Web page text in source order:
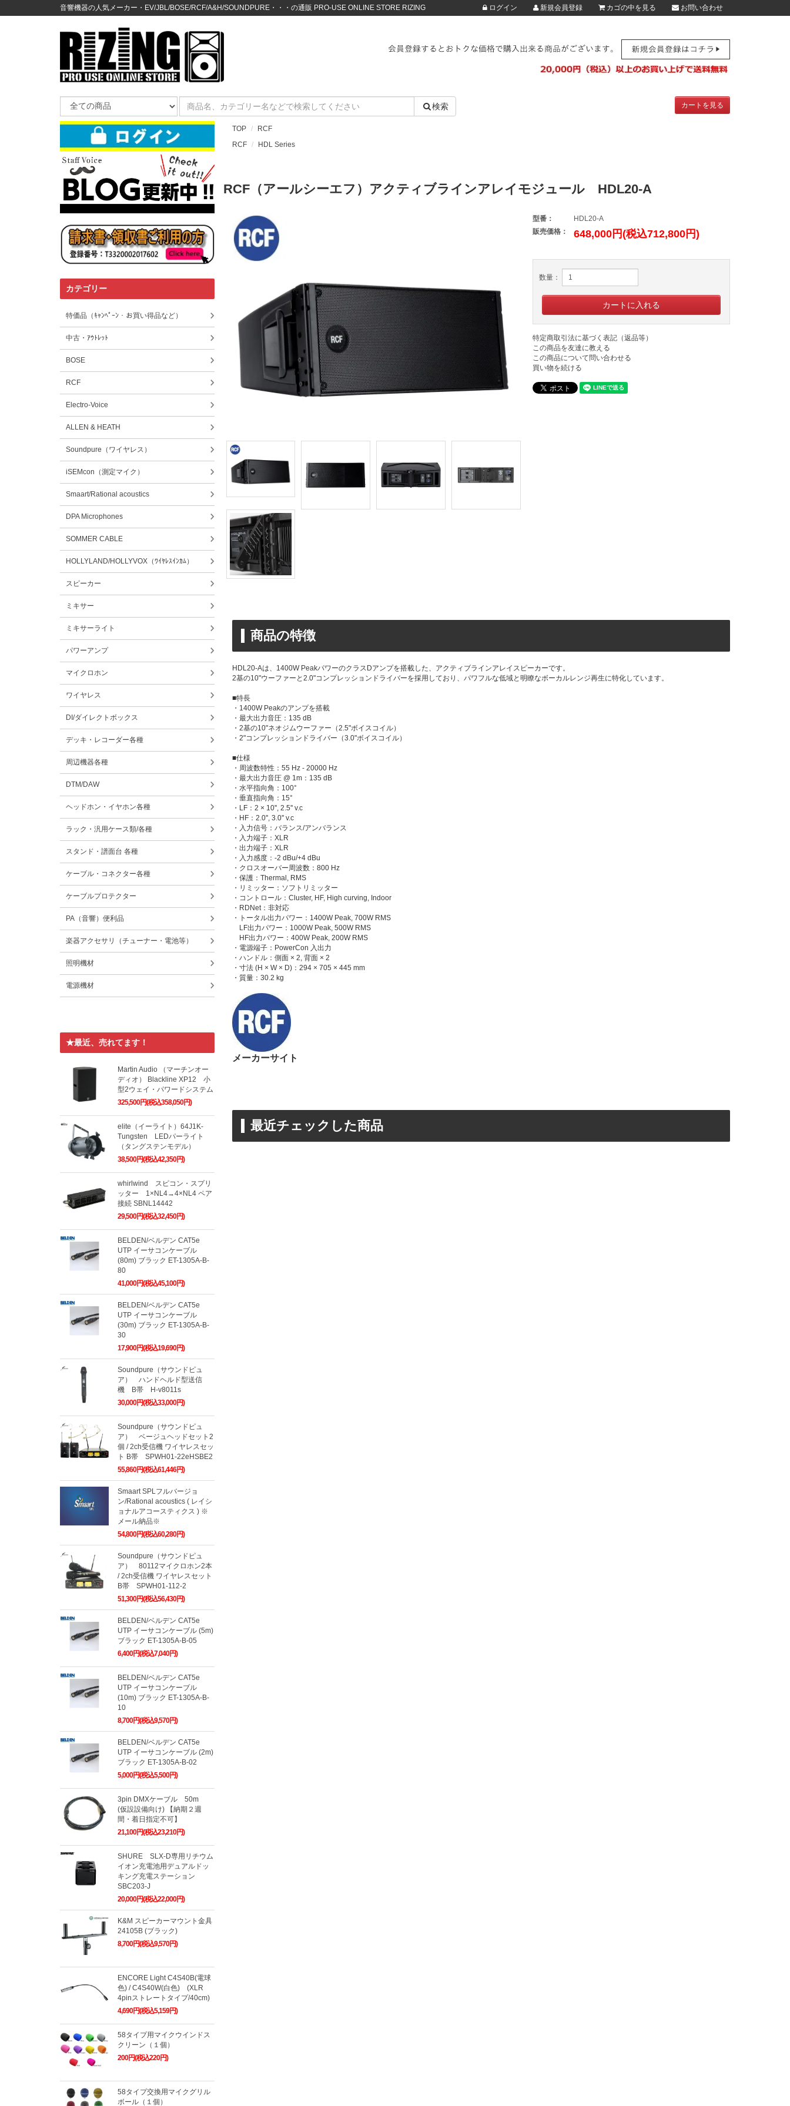
音響機器の人気メーカー・EV/JBL/BOSE/RCF/A&H/SOUNDPURE・・・の通販 PRO-USE ONLINE STORE RIZING ログイン 新規会員登録 カゴの中を見る お問い合わせ
検索 カートを見る
TOP
RCF
RCF
HDL Series
RCF（アールシーエフ）アクティブラインアレイモジュール HDL20-A
型番：
HDL20-A
販売価格：
648,000円(税込712,800円)
数量：
特定商取引法に基づく表記（返品等）
この商品を友達に教える
この商品について問い合わせる
買い物を続ける
商品の特徴
HDL20-Aは、1400W PeakパワーのクラスDアンプを搭載した、アクティブラインアレイスピーカーです。
2基の10"ウーファーと2.0"コンプレッションドライバーを採用しており、パワフルな低域と明瞭なボーカルレンジ再生に特化しています。
■特長
・1400W Peakのアンプを搭載
・最大出力音圧：135 dB
・2基の10"ネオジムウーファー（2.5"ボイスコイル）
・2"コンプレッションドライバー（3.0"ボイスコイル）
■仕様
・周波数特性：55 Hz - 20000 Hz
・最大出力音圧 @ 1m：135 dB
・水平指向角：100°
・垂直指向角：15°
・LF：2 × 10'', 2.5'' v.c
・HF：2.0'', 3.0'' v.c
・入力信号：バランス/アンバランス
・入力端子：XLR
・出力端子：XLR
・入力感度：-2 dBu/+4 dBu
・クロスオーバー周波数：800 Hz
・保護：Thermal, RMS
・リミッター：ソフトリミッター
・コントロール：Cluster, HF, High curving, Indoor
・RDNet：非対応
・トータル出力パワー：1400W Peak, 700W RMS
LF出力パワー：1000W Peak, 500W RMS
HF出力パワー：400W Peak, 200W RMS
・電源端子：PowerCon 入出力
・ハンドル：側面 × 2, 背面 × 2
・寸法 (H × W × D)：294 × 705 × 445 mm
・質量：30.2 kg
メーカーサイト
最近チェックした商品
カテゴリー
特価品（ｷｬﾝﾍﾟｰﾝ・お買い得品など）
中古・ｱｳﾄﾚｯﾄ
BOSE
RCF
Electro-Voice
ALLEN & HEATH
Soundpure（ワイヤレス）
iSEMcon（測定マイク）
Smaart/Rational acoustics
DPA Microphones
SOMMER CABLE
HOLLYLAND/HOLLYVOX（ﾜｲﾔﾚｽｲﾝｶﾑ）
スピーカー
ミキサー
ミキサーライト
パワーアンプ
マイクロホン
ワイヤレス
DI/ダイレクトボックス
デッキ・レコーダー各種
周辺機器各種
DTM/DAW
ヘッドホン・イヤホン各種
ラック・汎用ケース類/各種
スタンド・譜面台 各種
ケーブル・コネクター各種
ケーブルプロテクター
PA（音響）便利品
楽器アクセサリ（チューナー・電池等）
照明機材
電源機材
★最近、売れてます！
Martin Audio （マーチンオー
ディオ） Blackline XP12 小
型2ウェイ・パワードシステム
325,500円(税込358,050円)
elite（イーライト）64J1K-
Tungsten LEDパーライト
（タングステンモデル）
38,500円(税込42,350円)
whirlwind スピコン・スプリ
ッター 1×NL4→4×NL4 ペア
接続 SBNL14442
29,500円(税込32,450円)
BELDEN/ベルデン CAT5e
UTP イーサコンケーブル
(80m) ブラック ET-1305A-B-
80
41,000円(税込45,100円)
BELDEN/ベルデン CAT5e
UTP イーサコンケーブル
(30m) ブラック ET-1305A-B-
30
17,900円(税込19,690円)
Soundpure（サウンドピュ
ア） ハンドヘルド型送信
機 B帯 H-v8011s
30,000円(税込33,000円)
Soundpure（サウンドピュ
ア） ベージュヘッドセット2
個 / 2ch受信機 ワイヤレスセッ
ト B帯 SPWH01-22eHSBE2
55,860円(税込61,446円)
Smaart SPLフルバージョ
ン/Rational acoustics ( レイシ
ョナルアコースティクス ) ※
メール納品※
54,800円(税込60,280円)
Soundpure（サウンドピュ
ア） 80112マイクロホン2本
/ 2ch受信機 ワイヤレスセット
B帯 SPWH01-112-2
51,300円(税込56,430円)
BELDEN/ベルデン CAT5e
UTP イーサコンケーブル (5m)
ブラック ET-1305A-B-05
6,400円(税込7,040円)
BELDEN/ベルデン CAT5e
UTP イーサコンケーブル
(10m) ブラック ET-1305A-B-
10
8,700円(税込9,570円)
BELDEN/ベルデン CAT5e
UTP イーサコンケーブル (2m)
ブラック ET-1305A-B-02
5,000円(税込5,500円)
3pin DMXケーブル 50m
(仮設設備向け) 【納期２週
間・着日指定不可】
21,100円(税込23,210円)
SHURE SLX-D専用リチウム
イオン充電池用デュアルドッ
キング充電ステーション
SBC203-J
20,000円(税込22,000円)
K&M スピーカーマウント金具
24105B (ブラック)
8,700円(税込9,570円)
ENCORE Light C4S40B(電球
色) / C4S40W(白色) (XLR
4pinストレートタイプ/40cm)
4,690円(税込5,159円)
58タイプ用マイクウインドス
クリーン（１個）
200円(税込220円)
58タイプ交換用マイクグリル
ボール（１個）